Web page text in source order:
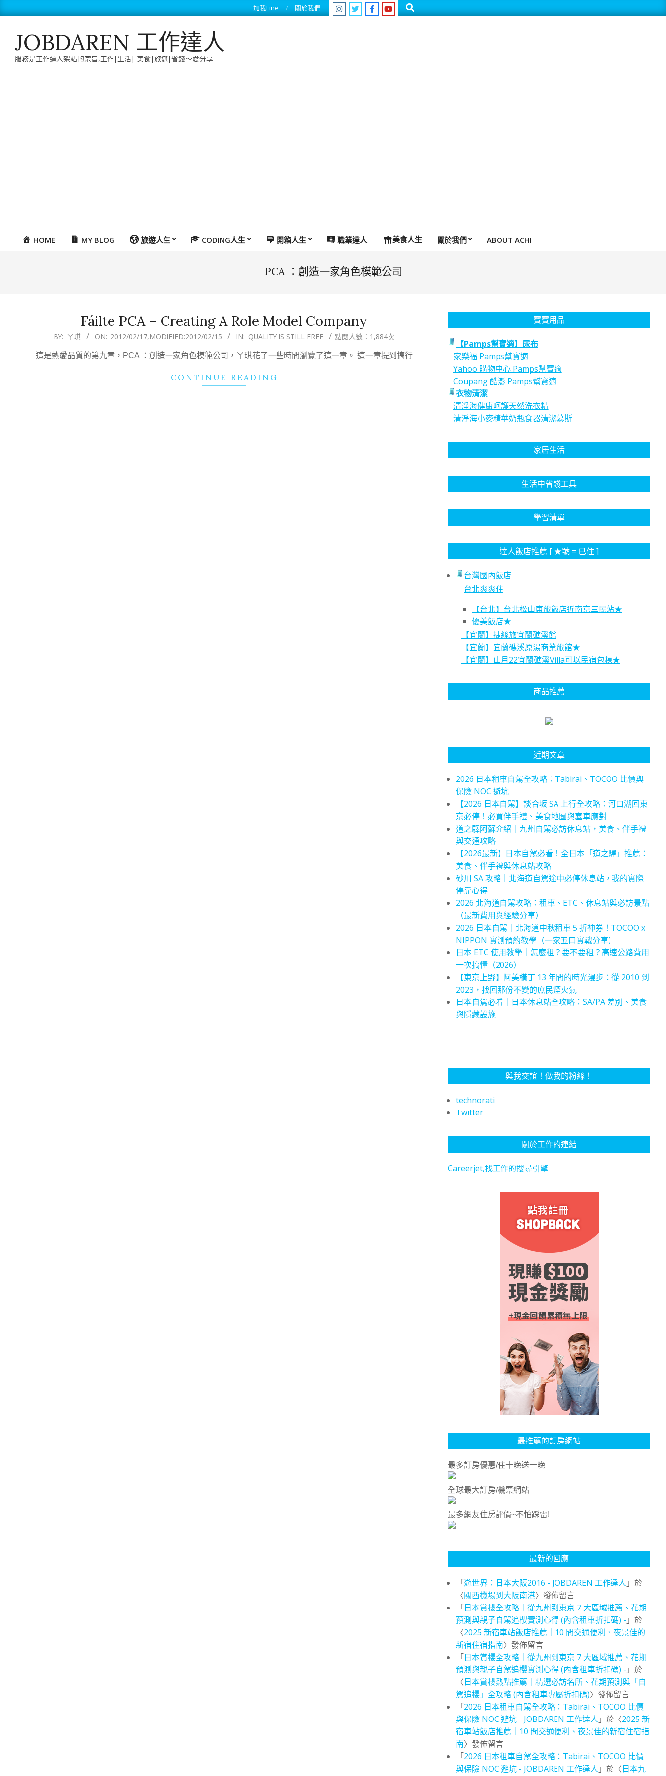
to
加我Line 關於我們 Search
JOBDAREN 工作達人
服務是工作達人架站的宗旨,工作|生活| 美食|旅遊|省錢～愛分享
PrimaryHOME MY BLOG 旅遊人生 CODING人生 開箱人生 職業達人 美食人生 關於我們 ABOUT ACHI
PCA ：創造一家角色模範公司
Fáilte PCA – Creating A Role Model Company
BY: ㄚ琪 ON: 2012/02/17,MODIFIED:2012/02/15 IN: QUALITY IS STILL FREE 點閱人數：1,884次
這是熱愛品質的第九章，PCA ：創造一家角色模範公司，ㄚ琪花了一些時間瀏覽了這一章。 這一章提到搞行
CONTINUE READING
寶寶用品
【Pamps幫寶適】尿布
家樂福 Pamps幫寶適
Yahoo 購物中心 Pamps幫寶適
Coupang 酷澎 Pamps幫寶適
衣物清潔
清淨海健康呵護天然洗衣精
清淨海小麥精華奶瓶食器清潔慕斯
家居生活
生活中省錢工具
學習清單
達人飯店推薦 [ ★號 = 已住 ]
台灣國內飯店
台北爽爽住
【台北】台北松山東旅飯店近南京三民站★
優美飯店★
【宜蘭】捷絲旅宜蘭礁溪館
【宜蘭】宜蘭礁溪原湯商業旅館★
【宜蘭】山月22宜蘭礁溪Villa可以民宿包棟★
商品推薦
近期文章
2026 日本租車自駕全攻略：Tabirai、TOCOO 比價與
保險 NOC 避坑
【2026 日本自駕】談合坂 SA 上行全攻略：河口湖回東
京必停！必買伴手禮、美食地圖與塞車應對
道之驛阿蘇介紹｜九州自駕必訪休息站，美食、伴手禮
與交通攻略
【2026最新】日本自駕必看！全日本「道之驛」推薦：
美食、伴手禮與休息站攻略
砂川 SA 攻略｜北海道自駕途中必停休息站，我的實際
停靠心得
2026 北海道自駕攻略：租車、ETC、休息站與必訪景點
（最新費用與經驗分享）
2026 日本自駕｜北海道中秋租車 5 折神券！TOCOO x
NIPPON 實測預約教學（一家五口實戰分享）
日本 ETC 使用教學｜怎麼租？要不要租？高速公路費用
一次搞懂（2026）
【東京上野】阿美橫丁 13 年間的時光漫步：從 2010 到
2023，找回那份不變的庶民煙火氣
日本自駕必看｜日本休息站全攻略：SA/PA 差別、美食
與隱藏設施
與我交誼！做我的粉絲！
technorati
Twitter
關於工作的連結
Careerjet,找工作的搜尋引擎
最推薦的訂房網站
最多訂房優惠/住十晚送一晚
全球最大訂房/機票網站
最多網友住房評價~不怕踩雷!
最新的回應
「遊世界：日本大阪2016 - JOBDAREN 工作達人 」於
〈關西機場到大阪南港〉發佈留言
「日本賞櫻全攻略｜從九州到東京 7 大區域推薦、花期
預測與親子自駕追櫻實測心得 (內含租車折扣碼) - 」於
〈2025 新宿車站飯店推薦｜10 間交通便利、夜景佳的
新宿住宿指南〉發佈留言
「日本賞櫻全攻略｜從九州到東京 7 大區域推薦、花期
預測與親子自駕追櫻實測心得 (內含租車折扣碼) - 」於
〈日本賞櫻熱點推薦｜精選必訪名所、花期預測與「自
駕追櫻」全攻略 (內含租車專屬折扣碼)〉發佈留言
「2026 日本租車自駕全攻略：Tabirai、TOCOO 比價
與保險 NOC 避坑 - JOBDAREN 工作達人 」於〈2025 新
宿車站飯店推薦｜10 間交通便利、夜景佳的新宿住宿指
南〉發佈留言
「2026 日本租車自駕全攻略：Tabirai、TOCOO 比價
與保險 NOC 避坑 - JOBDAREN 工作達人 」於〈日本九